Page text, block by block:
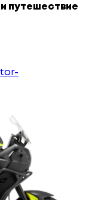
путешествие